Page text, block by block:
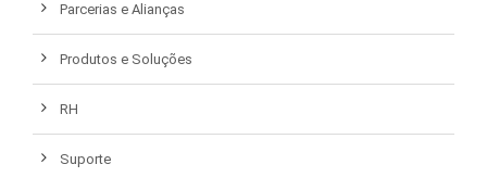
Parcerias e Alianças
Produtos e Soluções
RH
Suporte